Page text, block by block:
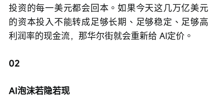
投资的每一美元都会回本。如果今天这几万亿美元
的资本投入不能转成足够长期、足够稳定、足够高
利润率的现金流，那华尔街就会重新给 AI定价。
02
AI泡沫若隐若现